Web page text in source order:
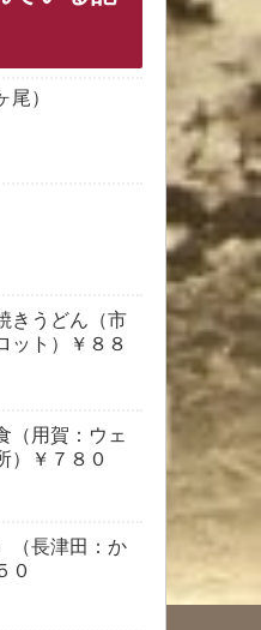
）
きうどん（市
ット）￥８８
（用賀：ウェ
）￥７８０
（長津田：か
０